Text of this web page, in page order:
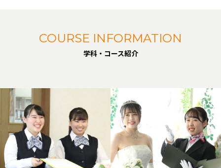
COURSE INFORMATION
学科・コース紹介